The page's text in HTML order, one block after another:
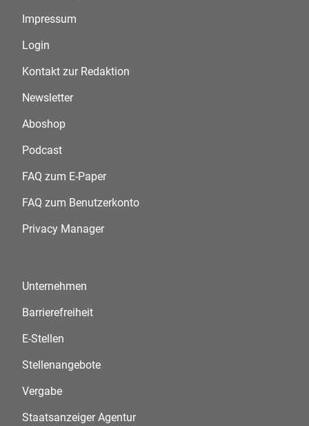
Impressum
Login
Kontakt zur Redaktion
Newsletter
Aboshop
Podcast
FAQ zum E-Paper
FAQ zum Benutzerkonto
Privacy Manager
Unternehmen
Barrierefreiheit
E-Stellen
Stellenangebote
Vergabe
Staatsanzeiger Agentur